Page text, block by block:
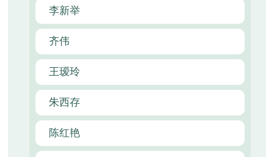
李新举
齐伟
王瑷玲
朱西存
陈红艳